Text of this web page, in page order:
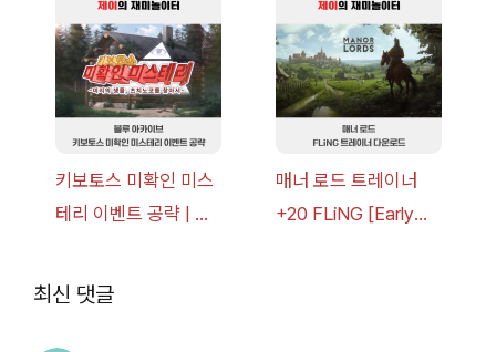
v1.0+] 다운로드
드
키보토스 미확인 미스
테리 이벤트 공략 | 블
매너 로드 트레이너
+20 FLiNG [Early
최신 댓글